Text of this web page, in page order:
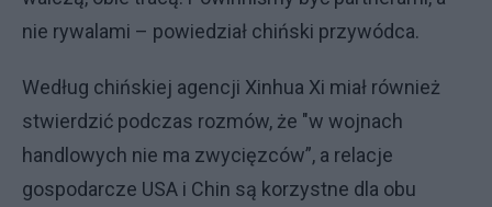
nie rywalami – powiedział chiński przywódca.
Według chińskiej agencji Xinhua Xi miał również
stwierdzić podczas rozmów, że "w wojnach
handlowych nie ma zwycięzców”, a relacje
gospodarcze USA i Chin są korzystne dla obu